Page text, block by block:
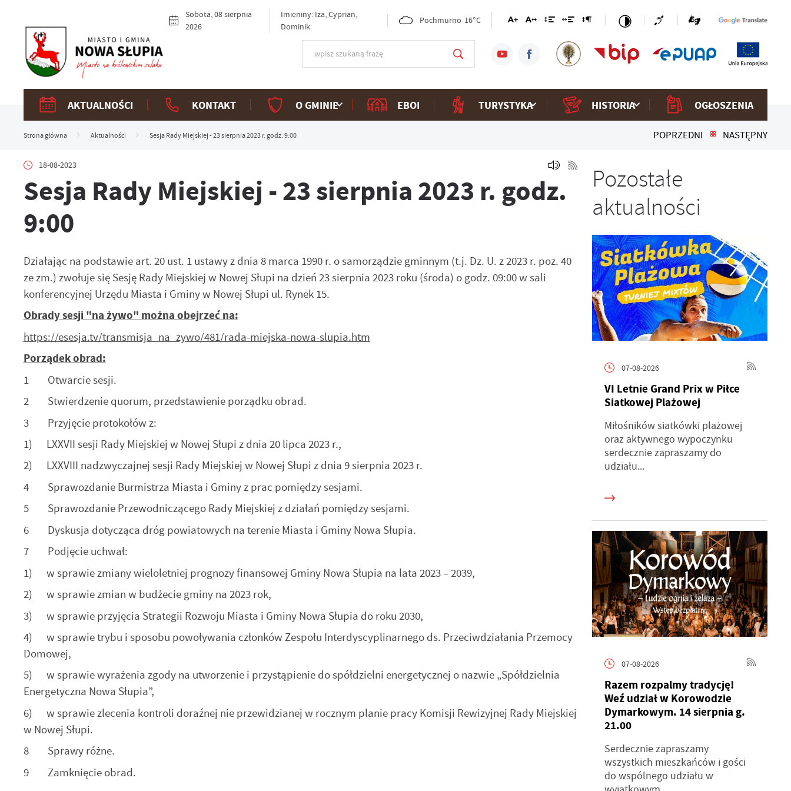
Sobota, 08 sierpnia
2026
Imieniny: Iza, Cyprian,
Dominik
Pochmurno 16°C
AKTUALNOŚCI KONTAKT O GMINIE EBOI TURYSTYKA HISTORIA OGŁOSZENIA
Strona główna Aktualności Sesja Rady Miejskiej - 23 sierpnia 2023 r. godz. 9:00 POPRZEDNI NASTĘPNY
18-08-2023
Sesja Rady Miejskiej - 23 sierpnia 2023 r. godz.
9:00
Działając na podstawie art. 20 ust. 1 ustawy z dnia 8 marca 1990 r. o samorządzie gminnym (t.j. Dz. U. z 2023 r. poz. 40
ze zm.) zwołuje się Sesję Rady Miejskiej w Nowej Słupi na dzień 23 sierpnia 2023 roku (środa) o godz. 09:00 w sali
konferencyjnej Urzędu Miasta i Gminy w Nowej Słupi ul. Rynek 15.
Obrady sesji "na żywo" można obejrzeć na:
https://esesja.tv/transmisja_na_zywo/481/rada-miejska-nowa-slupia.htm
Porządek obrad:
1 Otwarcie sesji.
2 Stwierdzenie quorum, przedstawienie porządku obrad.
3 Przyjęcie protokołów z:
1) LXXVII sesji Rady Miejskiej w Nowej Słupi z dnia 20 lipca 2023 r.,
2) LXXVIII nadzwyczajnej sesji Rady Miejskiej w Nowej Słupi z dnia 9 sierpnia 2023 r.
4 Sprawozdanie Burmistrza Miasta i Gminy z prac pomiędzy sesjami.
5 Sprawozdanie Przewodniczącego Rady Miejskiej z działań pomiędzy sesjami.
6 Dyskusja dotycząca dróg powiatowych na terenie Miasta i Gminy Nowa Słupia.
7 Podjęcie uchwał:
1) w sprawie zmiany wieloletniej prognozy finansowej Gminy Nowa Słupia na lata 2023 – 2039,
2) w sprawie zmian w budżecie gminy na 2023 rok,
3) w sprawie przyjęcia Strategii Rozwoju Miasta i Gminy Nowa Słupia do roku 2030,
4) w sprawie trybu i sposobu powoływania członków Zespołu Interdyscyplinarnego ds. Przeciwdziałania Przemocy
Domowej,
5) w sprawie wyrażenia zgody na utworzenie i przystąpienie do spółdzielni energetycznej o nazwie „Spółdzielnia
Energetyczna Nowa Słupia”,
6) w sprawie zlecenia kontroli doraźnej nie przewidzianej w rocznym planie pracy Komisji Rewizyjnej Rady Miejskiej
w Nowej Słupi.
8 Sprawy różne.
9 Zamknięcie obrad.
Pozostałe
aktualności
07-08-2026
VI Letnie Grand Prix w Piłce
Siatkowej Plażowej
Miłośników siatkówki plażowej
oraz aktywnego wypoczynku
serdecznie zapraszamy do
udziału...
07-08-2026
Razem rozpalmy tradycję!
Weź udział w Korowodzie
Dymarkowym. 14 sierpnia g.
21.00
Serdecznie zapraszamy
wszystkich mieszkańców i gości
do wspólnego udziału w
Ustawienia